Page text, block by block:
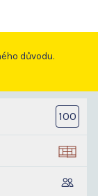
důvodu.
100